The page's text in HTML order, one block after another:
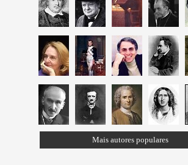
Mais autores populares